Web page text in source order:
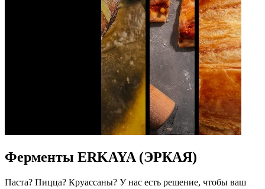
Ферменты ERKAYA (ЭРКАЯ)
Паста? Пицца? Круассаны? У нас есть решение, чтобы ваш